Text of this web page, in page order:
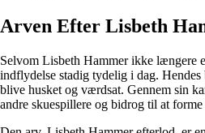
Arven Efter Lisbeth
Selvom Lisbeth Hammer ikke længere
indflydelse stadig tydelig i dag.
blive husket og værdsat. Gennem sin
andre skuespillere og bidrog til at